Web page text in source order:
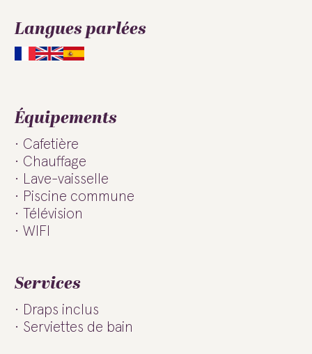
Langues parlées
Équipements
Cafetière
Chauffage
Lave-vaisselle
Piscine commune
Télévision
WIFI
Services
Draps inclus
Serviettes de bain